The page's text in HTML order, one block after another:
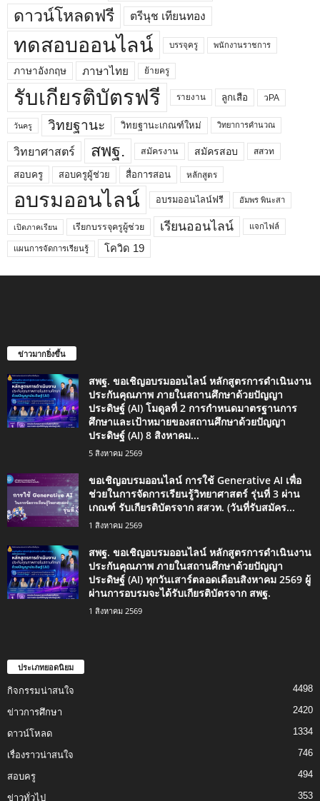
ดาวน์โหลดฟรี ตรีนุช เทียนทอง
ทดสอบออนไลน์ บรรจุครู พนักงานราชการ
ภาษาอังกฤษ ภาษาไทย ย้ายครู
รับเกียรติบัตรฟรี รายงาน ลูกเสือ วPA
วันครู วิทยฐานะ วิทยฐานะเกณฑ์ใหม่ วิทยาการคำนวณ
วิทยาศาสตร์ สพฐ. สมัครงาน สมัครสอบ สสวท
สอบครู สอบครูผู้ช่วย สื่อการสอน หลักสูตร
อบรมออนไลน์ อบรมออนไลน์ฟรี อัมพร พินะสา
เปิดภาคเรียน เรียกบรรจุครูผู้ช่วย เรียนออนไลน์ แจกไฟล์
แผนการจัดการเรียนรู้ โควิด 19
ข่าวมากยิ่งขึ้น
สพฐ. ขอเชิญอบรมออนไลน์ หลักสูตรการดำเนินงาน
ประกันคุณภาพ ภายในสถานศึกษาด้วยปัญญา
ประดิษฐ์ (AI) โมดูลที่ 2 การกำหนดมาตรฐานการ
ศึกษาและเป้าหมายของสถานศึกษาด้วยปัญญา
ประดิษฐ์ (AI) 8 สิงหาคม...
5 สิงหาคม 2569
ขอเชิญอบรมออนไลน์ การใช้ Generative AI เพื่อ
ช่วยในการจัดการเรียนรู้วิทยาศาสตร์ รุ่นที่ 3 ผ่าน
เกณฑ์ รับเกียรติบัตรจาก สสวท. (วันที่รับสมัคร...
1 สิงหาคม 2569
สพฐ. ขอเชิญอบรมออนไลน์ หลักสูตรการดำเนินงาน
ประกันคุณภาพ ภายในสถานศึกษาด้วยปัญญา
ประดิษฐ์ (AI) ทุกวันเสาร์ตลอดเดือนสิงหาคม 2569 ผู้
ผ่านการอบรมจะได้รับเกียรติบัตรจาก สพฐ.
1 สิงหาคม 2569
ประเภทยอดนิยม
กิจกรรมน่าสนใจ 4498
ข่าวการศึกษา 2420
ดาวน์โหลด 1334
เรื่องราวน่าสนใจ 746
สอบครู 494
ข่าวทั่วไป 353